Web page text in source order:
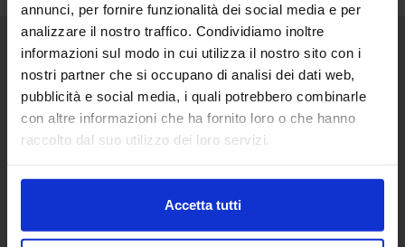
annunci, per fornire funzionalità dei social media e per
analizzare il nostro traffico. Condividiamo inoltre
informazioni sul modo in cui utilizza il nostro sito con i
nostri partner che si occupano di analisi dei dati web,
pubblicità e social media, i quali potrebbero combinarle
con altre informazioni che ha fornito loro o che hanno
raccolto dal suo utilizzo dei loro servizi.
Accetta tutti
Senaf srl
+ 39 02.332039460
Progetto e direzione